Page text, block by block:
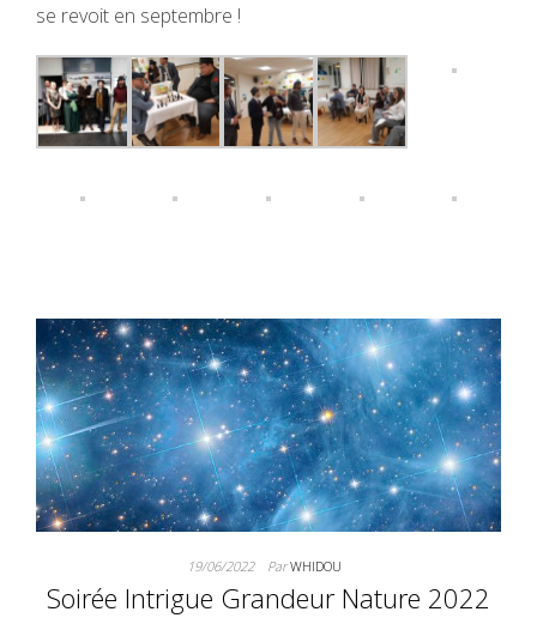
se revoit en septembre !
19/06/2022 ParWHIDOU
Soirée Intrigue Grandeur Nature 2022